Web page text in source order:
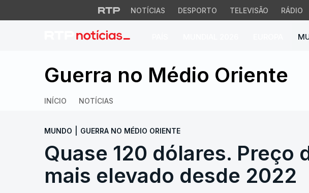
NOTÍCIAS DESPORTO TELEVISÃO RÁDIO
Quase 120 dólares. Preço
Guerra no Médio Oriente
INÍCIO NOTÍCIAS
MUNDO GUERRA NO MÉDIO ORIENTE
Quase 120 dólares.
mais elevado desde 2022